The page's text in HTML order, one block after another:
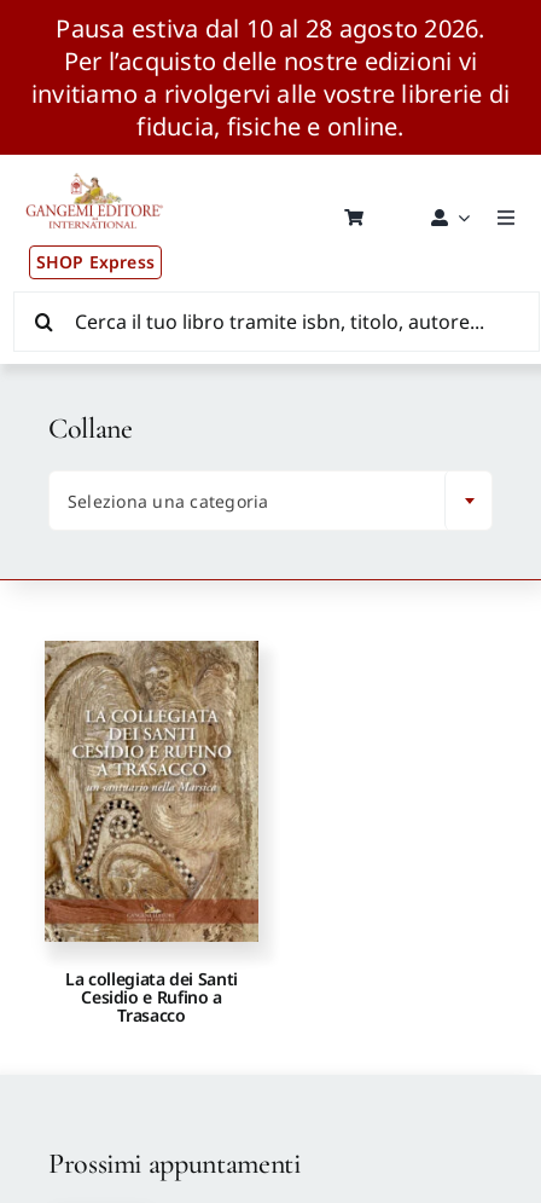
Pausa estiva dal 10 al 28 agosto 2026.
Per l’acquisto delle nostre edizioni vi
invitiamo a rivolgervi alle vostre librerie di
fiducia, fisiche e online.
contenuto
SHOP Express
Pubblicazioni
News ed Eventi
Distribuzione Wolrdwide
CONSIP / MEPA / ANVUR / CINECA
Autori
Proposte di pubblicazione
Gangemi Editore
Newsletter
per:
La collegiata dei Santi
Cesidio e Rufino a
Trasacco
Collane
Seleziona una categoria
Prossimi appuntamenti